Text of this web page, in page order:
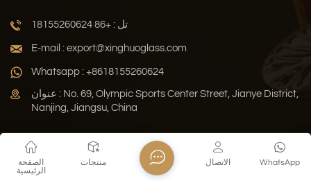
تل : +86 18155260624
E-mail : export@xinghuoglass.com
Whatsapp : +8618155260624
عنوان : No. 69, Olympic Sports Center Street, Jianye District,
Nanjing, Jiangsu, China
Xml سياسة الخصوصية المدونة
خريطة الموقع
حقوق النشر © 2026 Jiangsu Xinghuo Technology Co., Ltd. جميع
الصفحة
الرئيسية
منتجات WhatsApp الاتصال